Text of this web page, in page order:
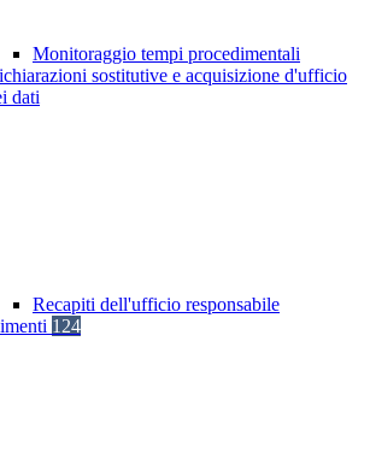
Monitoraggio tempi procedimentali
sostitutive e acquisizione d'ufficio
dati
Recapiti dell'ufficio responsabile
124